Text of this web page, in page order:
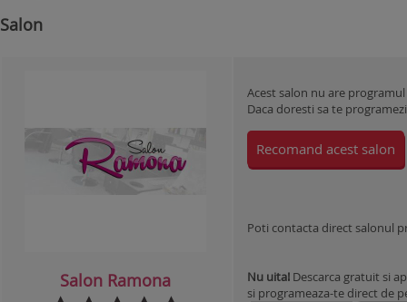
Salon
Salon Ramona
Acest salon nu are
Daca doresti sa te
Recomand acest salon
Poti contacta direct salonul
Nu uita! Descarca gratuit si
si programeaza-te direct de